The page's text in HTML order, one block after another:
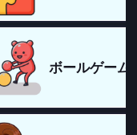
ボールゲーム